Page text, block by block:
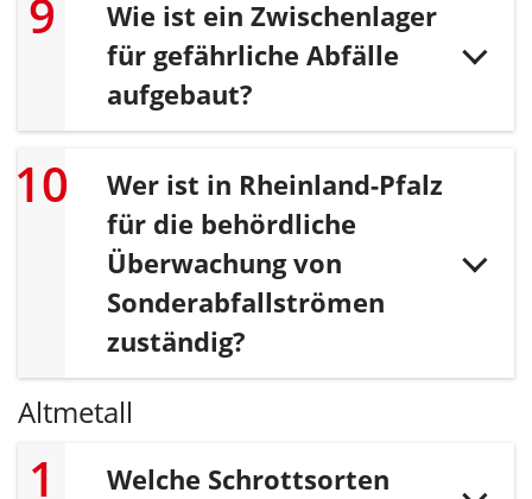
Wie ist ein Zwischenlager
für gefährliche Abfälle
aufgebaut?
Wer ist in Rheinland-Pfalz
für die behördliche
Überwachung von
Sonderabfallströmen
zuständig?
Altmetall
Welche Schrottsorten